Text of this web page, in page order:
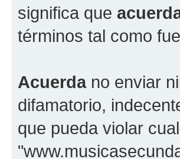
significa que
términos tal como
Acuerdano enviar
difamatorio,
que pueda violar